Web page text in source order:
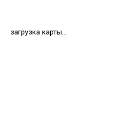
загрузка карты...